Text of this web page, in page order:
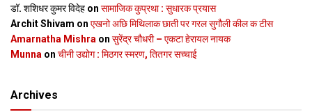
डॉ. शशिधर कुमर विदेह on सामाजिक कुप्रथा : सुधारक प्रयास
Archit Shivam on एखनो अछि मिथिलाक छाती पर गरल सुगौली कील क टीस
Amarnatha Mishra on सुरेंद्र चौधरी – एकटा हेरायल नायक
Munna on चीनी उद्योग : मिठगर स्‍मरण, तितगर सच्‍चाई
Archives